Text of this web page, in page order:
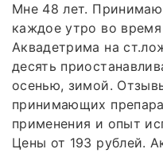
Мне 48 лет.
каждое утро во
Аквадетрима на
десять
осенью, зимой.
принимающих
применения и опыт
Цены от 193 рублей.